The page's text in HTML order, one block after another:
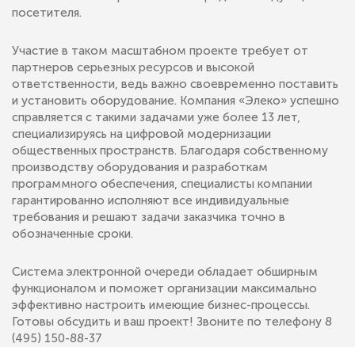
посетителя.
Участие в таком масштабном проекте требует от
партнеров серьезных ресурсов и высокой
ответственности, ведь важно своевременно поставить
и установить оборудование. Компания «Элеко» успешно
справляется с такими задачами уже более 13 лет,
специализируясь на цифровой модернизации
общественных пространств. Благодаря собственному
производству оборудования и разработкам
программного обеспечения, специалисты компании
гарантированно исполняют все индивидуальные
требования и решают задачи заказчика точно в
обозначенные сроки.
Система электронной очереди обладает обширным
функционалом и поможет организации максимально
эффективно настроить имеющие бизнес-процессы.
Готовы обсудить и ваш проект! Звоните по телефону 8
(495) 150-88-37